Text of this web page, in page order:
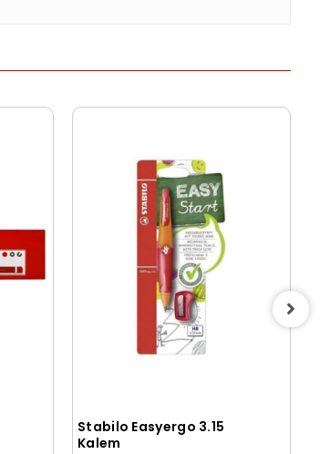
Sepete Ekle
Stabilo Easyergo 3.15
Kalem